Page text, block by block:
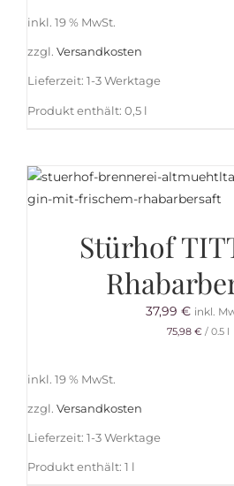
inkl. 19 % MwSt.
zzgl. Versandkosten
Lieferzeit: 1-3 Werktage
Produkt enthält: 0,5 l
Stürhof
37,99 € inkl.
75,98 €/ 0.5 l
inkl. 19 % MwSt.
zzgl. Versandkosten
Lieferzeit: 1-3 Werktage
Produkt enthält: 1 l